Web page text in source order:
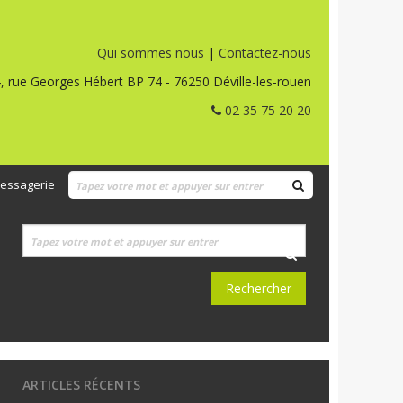
Qui sommes nous | Contactez-nous
rue Georges Hébert BP 74 - 76250 Déville-les-rouen
02 35 75 20 20
ARTICLES RÉCENTS